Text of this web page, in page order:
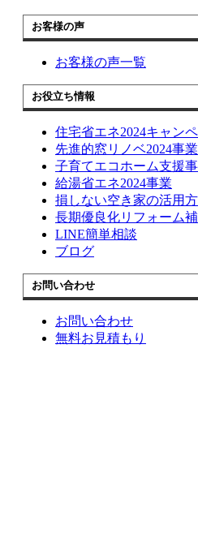
お客様の声
お客様の声一覧
お役立ち情報
住宅省エネ2024キャン
先進的窓リノベ2024事業
子育てエコホーム支援
給湯省エネ2024事業
損しない空き家の活用
長期優良化リフォーム
LINE簡単相談
ブログ
お問い合わせ
お問い合わせ
無料お見積もり